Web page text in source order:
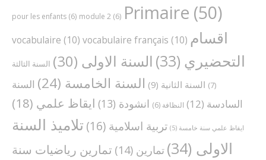
pour les enfants (6) module 2 (6) Primaire (50)
vocabulaire (10) vocabulaire français (10) اقسام
التحضيري (33) السنة الاولى (30)
السنة الثالثة
(7)
السنة الثانية (9) السنة الخامسة (24)
السنة
السادسة (12) النظافة (6) انشودة (13) ايقاظ علمي (18)
ايقاظ علمي سنة خامسة (5) تربية اسلامية (16)
تلاميذ السنة
الاولى (34) تمارين (14)
تمارين رياضيات سنة